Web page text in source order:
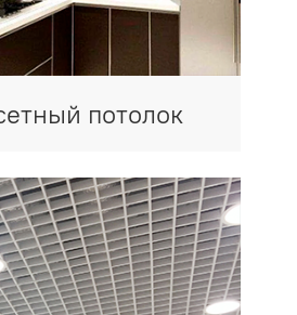
потолок